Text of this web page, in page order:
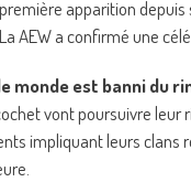
apparition depuis
AEW a confirmé une
monde est banni du
vont poursuivre
impliquant leurs clans